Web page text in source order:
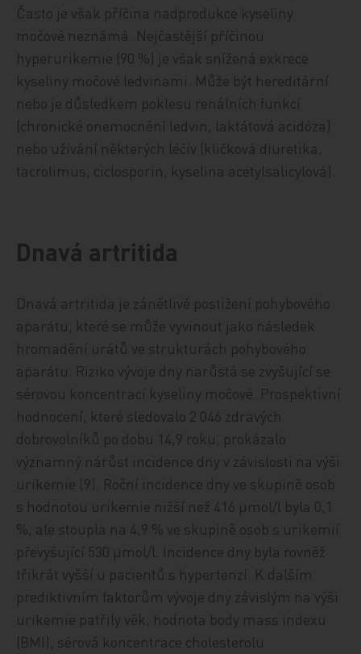
Často je však příčina nadprodukce kyseliny
močové neznámá. Nejčastější příčinou
hyperurikemie (90 %) je však snížená exkrece
kyseliny močové ledvinami. Může být hereditární
nebo je důsledkem poklesu renálních funkcí
(chronické onemocnění ledvin, laktátová acidóza)
nebo užívání některých léčiv (kličková diuretika,
tacrolimus, ciclosporin, kyselina acetylsalicylová).
Dnavá artritida
Dnavá artritida je zánětlivé postižení pohybového
aparátu, které se může vyvinout jako následek
hromadění urátů ve strukturách pohybového
aparátu. Riziko vývoje dny narůstá se zvyšující se
sérovou koncentrací kyseliny močové. Prospektivní
hodnocení, které sledovalo 2 046 zdravých
dobrovolníků po dobu 14,9 roku, prokázalo
významný nárůst incidence dny v závislosti na výši
urikemie 9
. Roční incidence dny ve skupině osob
s hodnotou urikemie nižší než 416 µmol/l byla 0,1
%, ale stoupla na 4,9 % ve skupině osob s urikemií
převyšující 530 µmol/l. Incidence dny byla rovněž
třikrát vyšší u pacientů s hypertenzí. K dalším
prediktivním faktorům vývoje dny závislým na výši
urikemie patřily věk, hodnota body mass indexu
(BMI), sérová koncentrace cholesterolu